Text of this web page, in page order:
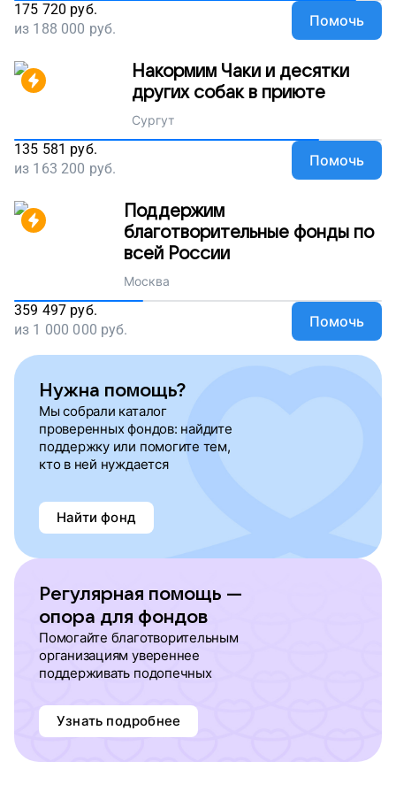
175 720 руб.
из 188 000 руб. Помочь
Накормим Чаки и десятки
других собак в приюте
Сургут
135 581 руб.
из 163 200 руб. Помочь
Поддержим
благотворительные фонды по
всей России
Москва
359 497 руб.
из 1 000 000 руб. Помочь
Нужна помощь?
Мы собрали каталог
проверенных фондов: найдите
поддержку или помогите тем,
кто в ней нуждается
Найти фонд
Регулярная помощь —
опора для фондов
Помогайте благотворительным
организациям увереннее
поддерживать подопечных
Узнать подробнее